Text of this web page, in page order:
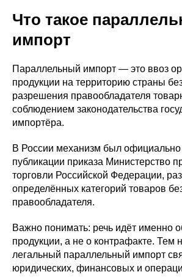
Что такое
импорт
Параллельный импорт — это ввоз
продукции на территорию страны
разрешения правообладателя
соблюдением законодательства
импортёра.
В России механизм был официально
публикации приказа Министерство
торговли Российской Федерации,
определённых категорий товаров
правообладателя.
Важно понимать: речь идёт именно
продукции, а не о контрафакте. Тем
легальный параллельный импорт
юридических, финансовых и